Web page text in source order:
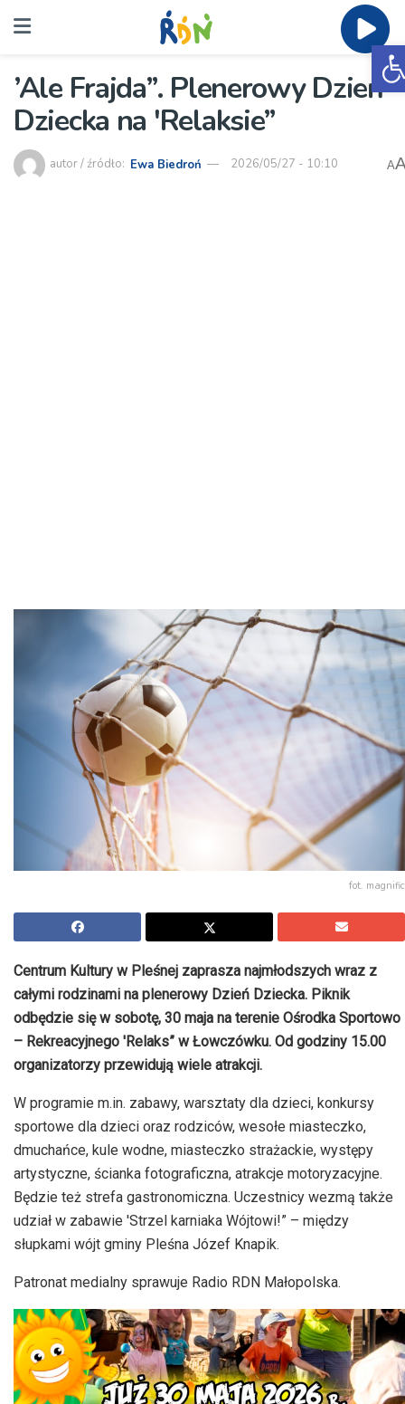
’Ale Frajda”. Plenerowy Dzień
Dziecka na 'Relaksie”
autor / źródło: Ewa Biedroń 2026/05/27 - 10:10 A
fot. magnific
Centrum Kultury w Pleśnej zaprasza najmłodszych wraz z
całymi rodzinami na plenerowy Dzień Dziecka. Piknik
odbędzie się w sobotę, 30 maja na terenie Ośrodka Sportowo
– Rekreacyjnego 'Relaks” w Łowczówku. Od godziny 15.00
organizatorzy przewidują wiele atrakcji.
W programie m.in. zabawy, warsztaty dla dzieci, konkursy
sportowe dla dzieci oraz rodziców, wesołe miasteczko,
dmuchańce, kule wodne, miasteczko strażackie, występy
artystyczne, ścianka fotograficzna, atrakcje motoryzacyjne.
Będzie też strefa gastronomiczna. Uczestnicy wezmą także
udział w zabawie 'Strzel karniaka Wójtowi!” – między
słupkami wójt gminy Pleśna Józef Knapik.
Patronat medialny sprawuje Radio RDN Małopolska.